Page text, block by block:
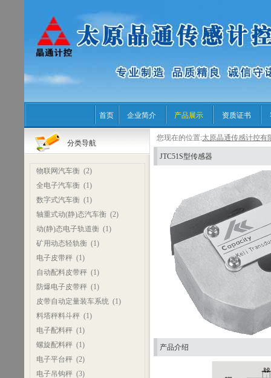
首页 企业简介 产品展示 资质证书
分类导航
物联网汽车衡(2)
全电子汽车衡(1)
数字式汽车衡(1)
轴重式动(静)态汽车衡(2)
动(静)态电子轨道衡(1)
矿用动态轻轨衡(1)
电子皮带秤(1)
自动配料皮带秤(1)
防爆电子皮带秤(1)
皮带自动定量装车系统(1)
料塔秤料斗秤(1)
电子配料秤(1)
螺旋配料秤(1)
电子平台秤(2)
电子吊钩秤(3)
您现在的位置:太原晶通传感计控有
JTC51S型传感器
产品介绍